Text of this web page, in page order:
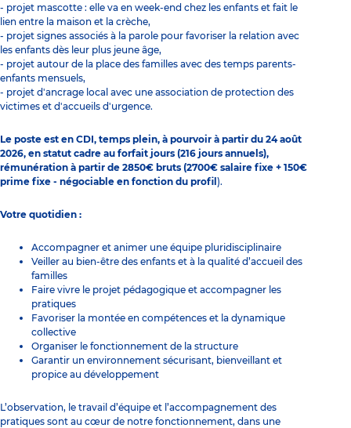
- projet mascotte : elle va en week-end chez les enfants et fait le
lien entre la maison et la crèche,
- projet signes associés à la parole pour favoriser la relation avec
les enfants dès leur plus jeune âge,
- projet autour de la place des familles avec des temps parents-
enfants mensuels,
- projet d'ancrage local avec une association de protection des
victimes et d'accueils d'urgence.
Le poste est en CDI, temps plein, à pourvoir à partir du 24 août
2026, en statut cadre au forfait jours (216 jours annuels),
rémunération à partir de 2850€ bruts (2700€ salaire fixe + 150€
prime fixe - négociable en fonction du profil).
Votre quotidien :
Accompagner et animer une équipe pluridisciplinaire
Veiller au bien-être des enfants et à la qualité d’accueil des
familles
Faire vivre le projet pédagogique et accompagner les
pratiques
Favoriser la montée en compétences et la dynamique
collective
Organiser le fonctionnement de la structure
Garantir un environnement sécurisant, bienveillant et
propice au développement
L’observation, le travail d’équipe et l’accompagnement des
pratiques sont au cœur de notre fonctionnement, dans une